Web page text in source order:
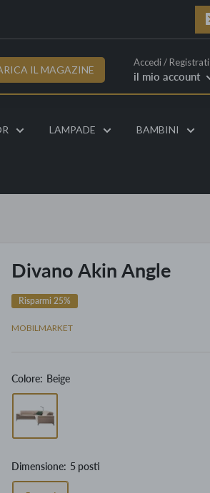
IL MAGAZINE
Accedi / Registrati
il mio account
LAMPADE BAMBINI
Divano Akin Angle
Risparmi 25%
MOBILMARKET
Colore: Beige
Dimensione: 5 posti